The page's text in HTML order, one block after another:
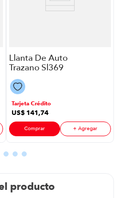
Llanta De Auto
Trazano Sl369
A/T P88635 |
265/70R16
Tarjeta Crédito
US$ 141,74
Comprar + Agregar
producto